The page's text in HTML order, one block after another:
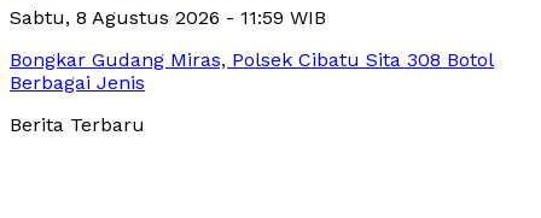
Sabtu, 8 Agustus 2026 - 11:59 WIB
Bongkar Gudang Miras, Polsek Cibatu Sita 308 Botol
Berbagai Jenis
Berita Terbaru